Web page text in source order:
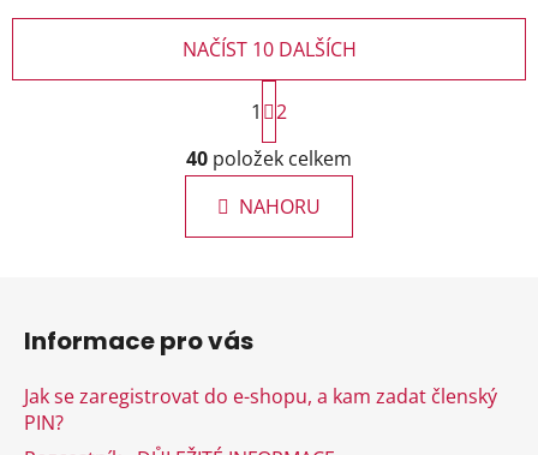
O
v
l
á
d
v
NAČÍST 10 DALŠÍCH
S
t
r
á
n
k
1
2
40 položek celkem
NAHORU
Informace pro vás
Jak se zaregistrovat do e-shopu, a kam zadat členský
PIN?